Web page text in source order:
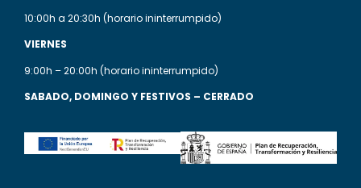
10:00h a 20:30h (horario ininterrumpido)
VIERNES
9:00h – 20:00h (horario ininterrumpido)
SABADO, DOMINGO Y FESTIVOS – CERRADO